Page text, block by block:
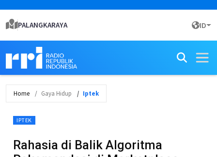
PALANGKARAYA ID
Home Gaya Hidup Iptek
IPTEK
Rahasia di Balik Algoritma